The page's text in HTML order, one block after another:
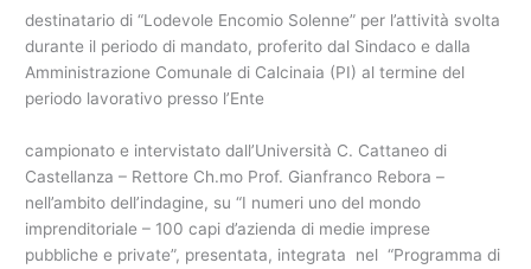
destinatario di “Lodevole Encomio Solenne” per l’attività svolta
durante il periodo di mandato, proferito dal Sindaco e dalla
Amministrazione Comunale di Calcinaia (PI) al termine del
periodo lavorativo presso l’Ente
campionato e intervistato dall’Università C. Cattaneo di
Castellanza – Rettore Ch.mo Prof. Gianfranco Rebora –
nell’ambito dell’indagine, su “I numeri uno del mondo
imprenditoriale – 100 capi d’azienda di medie imprese
pubbliche e private”, presentata, integrata nel “Programma di